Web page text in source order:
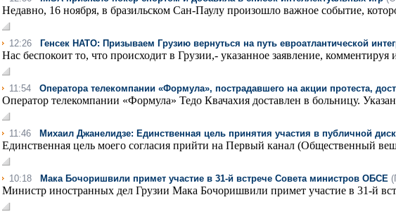
Недавно, 16 ноября, в бразильском Сан-Паулу произошло важное событие,
12:26 Генсек НАТО: Призываем Грузию вернуться на путь евроатлантической
Нас беспокоит то, что происходит в Грузии,- указанное заявление,
11:54 Оператора телекомпании «Формула», пострадавшего на акции протеста,
Оператор телекомпании «Формула» Тедо Квачахия доставлен в больницу.
11:46 Михаил Джанелидзе: Единственная цель принятия участия в публичной
Единственная цель моего согласия прийти на Первый канал (Общественный
10:18 Мака Бочоришвили примет участие в 31-й встрече Совета министров ОБСЕ
Министр иностранных дел Грузии Мака Бочоришвили примет участие в 31-й